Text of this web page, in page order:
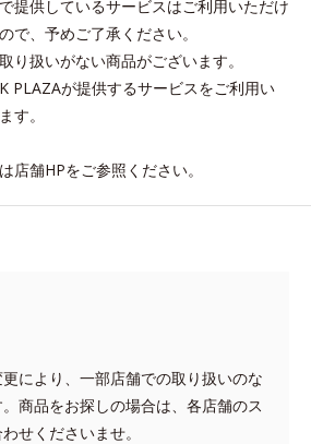
提供しているサービスはご利用いただけ
で、予めご了承ください。
り扱いがない商品がございます。
PLAZAが提供するサービスをご利用い
す。
店舗HPをご参照ください。
により、一部店舗での取り扱いのな
商品をお探しの場合は、各店舗のス
せくださいませ。